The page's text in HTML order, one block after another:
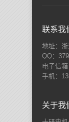
联系我
地址：
QQ：
电子信
手机：
关于我